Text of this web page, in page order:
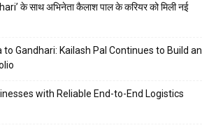
के साथ अभिनेता कैलाश पाल के करियर को मिली नई
Gandhari: Kailash Pal Continues to Build an
with Reliable End-to-End Logistics